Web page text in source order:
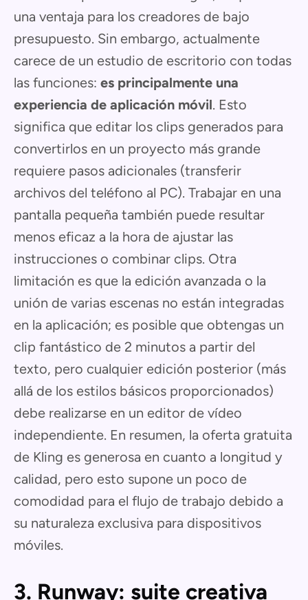
una ventaja para los creadores de bajo
presupuesto. Sin embargo, actualmente
carece de un estudio de escritorio con todas
las funciones: es principalmente una
experiencia de aplicación móvil. Esto
significa que editar los clips generados para
convertirlos en un proyecto más grande
requiere pasos adicionales (transferir
archivos del teléfono al PC). Trabajar en una
pantalla pequeña también puede resultar
menos eficaz a la hora de ajustar las
instrucciones o combinar clips. Otra
limitación es que la edición avanzada o la
unión de varias escenas no están integradas
en la aplicación; es posible que obtengas un
clip fantástico de 2 minutos a partir del
texto, pero cualquier edición posterior (más
allá de los estilos básicos proporcionados)
debe realizarse en un editor de vídeo
independiente. En resumen, la oferta gratuita
de Kling es generosa en cuanto a longitud y
calidad, pero esto supone un poco de
comodidad para el flujo de trabajo debido a
su naturaleza exclusiva para dispositivos
móviles.
3. Runway: suite creativa